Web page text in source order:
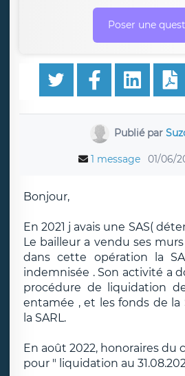
Poser une
Publié par
1 message 01/06/
Bonjour,
En 2021 j avais une SAS(
Le bailleur a vendu ses
dans cette opération la
indemnisée . Son activité a
procédure de liquidation
entamée , et les fonds de la
la SARL.
En août 2022, honoraires du
pour " liquidation au